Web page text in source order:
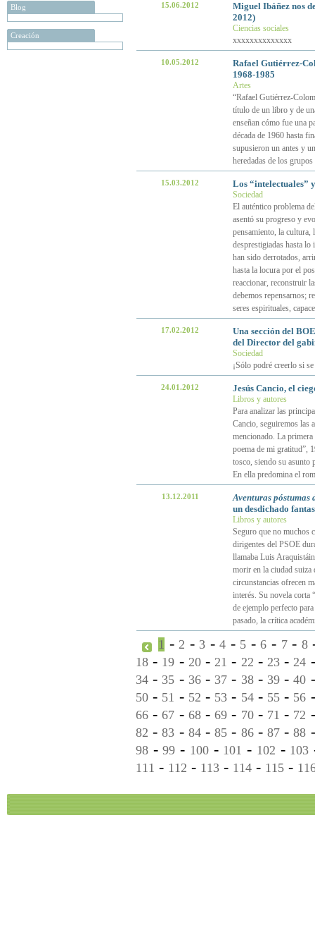
Blog
Creación
15.06.2012
Miguel Ibáñez nos
2012)
Ciencias sociales
xxxxxxxxxxxxxx
10.05.2012
Rafael Gutiérrez-
1968-1985
Artes
“Rafael Gutiérrez-
título de un libro y de
enseñan cómo fue una
década de 1960 hasta
supusieron un antes y
heredadas de los
15.03.2012 Los “intelectuales”
Sociedad
El auténtico problema
asentó su progreso y
pensamiento, la
desprestigiadas hasta lo
han sido derrotados,
hasta la locura por el
reaccionar, reconstruir
debemos repensarnos;
seres espirituales,
17.02.2012
Una sección del
del Director del
Sociedad
¡Sólo podré creerlo si
24.01.2012 Jesús Cancio, el
Libros y autores
Para analizar las
Cancio, seguiremos las
mencionado. La
poema de mi gratitud”,
tosco, siendo su asunto
En ella predomina el
13.12.2011
Aventuras
un desdichado
Libros y autores
Seguro que no muchos
dirigentes del PSOE
llamaba Luis
morir en la ciudad suiza
circunstancias ofrecen
interés. Su novela corta
de ejemplo perfecto
pasado, la crítica
1 -2 - 3 -4 - 5 -6 - 7- 8
18 - 19 - 20-21 - 22 - 23-24
34 - 35 - 36- 37 - 38- 39-40
50 - 51 - 52 - 53 - 54- 55- 56
66 -67 - 68-69 - 70- 71 - 72
82 -83 - 84-85 - 86- 87-88
98 -99 - 100- 101 - 102 - 103
111 - 112 - 113 - 114 - 115 -